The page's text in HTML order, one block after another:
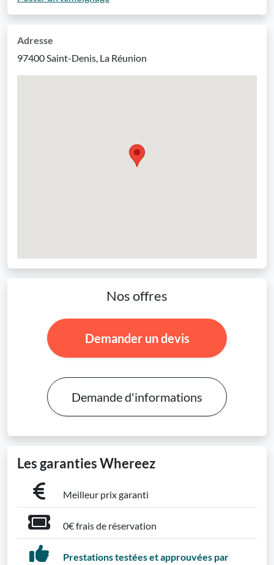
Adresse
97400 Saint-Denis, La Réunion
Nos offres
Demander un devis
Demande d'informations
Les garanties Whereez
Meilleur prix garanti
0€ frais de réservation
Prestations testées et approuvées par